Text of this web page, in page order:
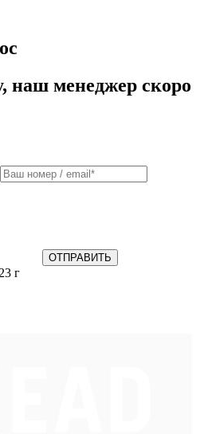
наш менеджер скоро
г